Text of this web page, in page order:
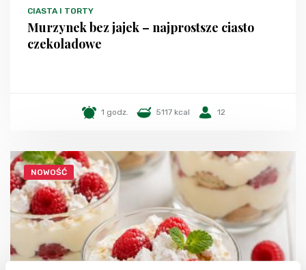
CIASTA I TORTY
Murzynek bez jajek – najprostsze ciasto
czekoladowe
1 godz. 5117 kcal 12
NOWOŚĆ